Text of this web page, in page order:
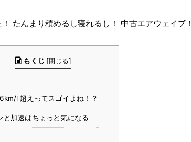
たんまり積めるし寝れるし！ 中古エアウェイブ！
もくじ [閉じる]
l 超えってスゴイよね！？
と加速はちょっと気になる